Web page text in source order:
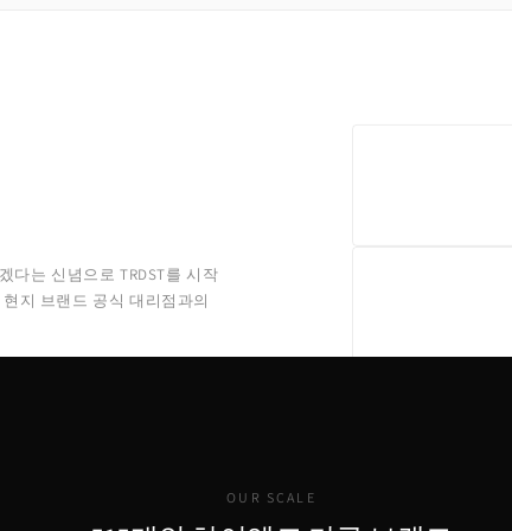
다는 신념으로 TRDST를 시작
지 브랜드 공식 대리점과의
OUR SCALE